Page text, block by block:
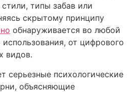
типы забав или
скрытому принципу
обнаруживается во любой
от цифрового
видов.
серьезные психологические
объясняющие